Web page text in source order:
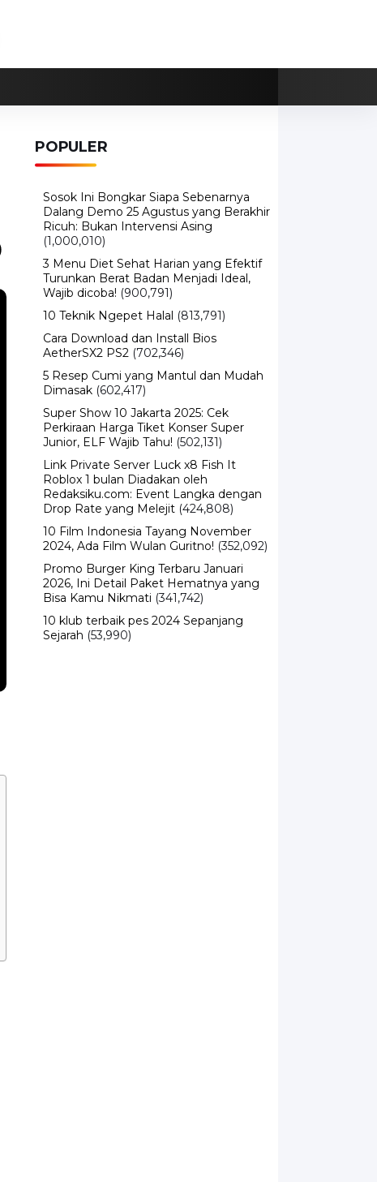
POPULER
Sosok Ini Bongkar Siapa Sebenarnya
Dalang Demo 25 Agustus yang Berakhir
Ricuh: Bukan Intervensi Asing
(1,000,010)
3 Menu Diet Sehat Harian yang Efektif
Turunkan Berat Badan Menjadi Ideal,
Wajib dicoba! (900,791)
10 Teknik Ngepet Halal (813,791)
Cara Download dan Install Bios
AetherSX2 PS2 (702,346)
5 Resep Cumi yang Mantul dan Mudah
Dimasak (602,417)
Super Show 10 Jakarta 2025: Cek
Perkiraan Harga Tiket Konser Super
Junior, ELF Wajib Tahu! (502,131)
Link Private Server Luck x8 Fish It
Roblox 1 bulan Diadakan oleh
Redaksiku.com: Event Langka dengan
Drop Rate yang Melejit (424,808)
10 Film Indonesia Tayang November
2024, Ada Film Wulan Guritno! (352,092)
Promo Burger King Terbaru Januari
2026, Ini Detail Paket Hematnya yang
Bisa Kamu Nikmati (341,742)
10 klub terbaik pes 2024 Sepanjang
Sejarah (53,990)